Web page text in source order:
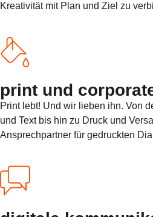
Kreativität mit Plan und Ziel zu
print und
Print lebt! Und wir lieben ihn. Von
und Text bis hin zu Druck und
Ansprechpartner für gedruckten